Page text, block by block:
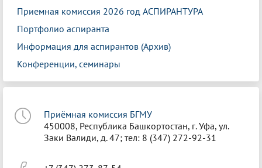
Приемная комиссия 2026 год АСПИРАНТУРА
Портфолио аспиранта
Информация для аспирантов (Архив)
Конференции, семинары
Приёмная комиссия БГМУ
450008, Республика Башкортостан, г. Уфа, ул.
Заки Валиди, д. 47; тел: 8 (347) 272-92-31